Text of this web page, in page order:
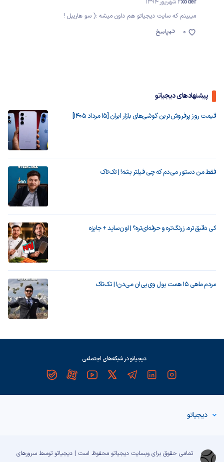
میبینم که سایت دیجیاتو هم داون میشه :( سو هاریبل !
پاسخ
0
پیشنهادهای دیجیاتو
قیمت روز پرفروش‌ترین گوشی‌های بازار ایران [15 مرداد 1405]
فقط من دستور می‌دم که چی فیلتر بشه! | تک‌تاک
کی دقیق‌تره، زرنگ‌تره و حرفه‌ای‌تره؟ | اون‌ساید + جایزه
مردم ماهی ۱۵ همت پول وی‌پی‌ان می‌دن! | تک‌تاک
دیجیاتو در شبکه‌های اجتماعی
دیجیاتو
تمامی حقوق برای وبسایت دیجیاتو محفوظ است | دیجیاتو توسط سرورهای